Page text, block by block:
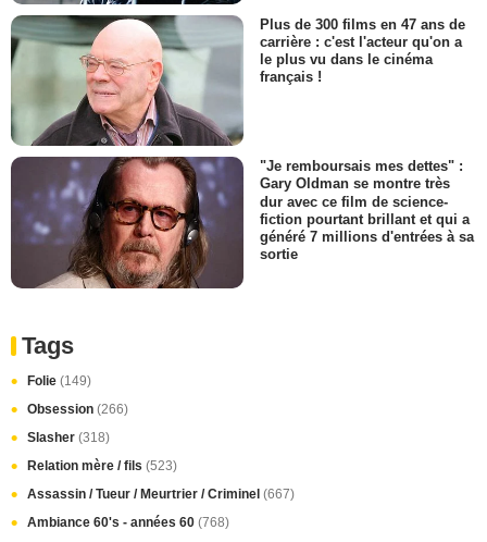
Plus de 300 films en 47 ans de
carrière : c'est l'acteur qu'on a
le plus vu dans le cinéma
français !
"Je remboursais mes dettes" :
Gary Oldman se montre très
dur avec ce film de science-
fiction pourtant brillant et qui a
généré 7 millions d'entrées à sa
sortie
Tags
Folie (149)
Obsession (266)
Slasher (318)
Relation mère / fils (523)
Assassin / Tueur / Meurtrier / Criminel (667)
Ambiance 60's - années 60 (768)